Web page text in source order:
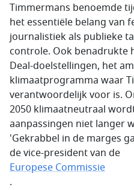
Timmermans benoemde
het essentiële belang van
journalistiek als publieke
controle. Ook benadrukte
Deal-doelstellingen, het
klimaatprogramma waar
verantwoordelijk voor is.
2050 klimaatneutraal
aanpassingen niet langer
'Gekrabbel in de marges
de vice-president van de
Europese Commissie
.